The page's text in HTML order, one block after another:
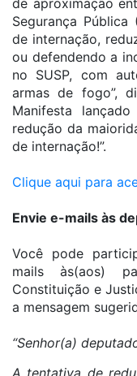
de aproximação
Segurança
de internação,
ou defendendo a
no SUSP, com
armas de fogo”,
Manifesta
redução da
de internação!”.
Clique aqui para
Envie e-mails às
Você pode
mails às(aos)
Constituição e
a mensagem
“Senhor(a)